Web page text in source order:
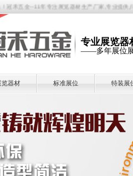
禾五金--11年专注展览器材生产厂家,专业提供八
专业展览器
——多年展位
览器材 标准展位 特装展